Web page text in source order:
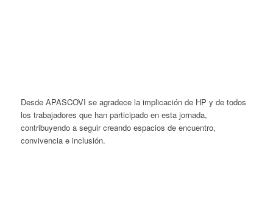
Desde APASCOVI se agradece la implicación de HP y de todos
los trabajadores que han participado en esta jornada,
contribuyendo a seguir creando espacios de encuentro,
convivencia e inclusión.